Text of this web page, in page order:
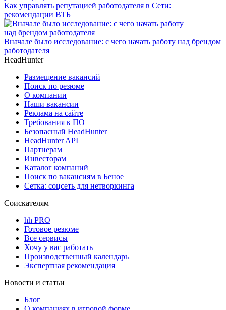
Как управлять репутацией работодателя в Сети:
рекомендации ВТБ
Вначале было исследование: с чего начать работу над брендом
работодателя
HeadHunter
Размещение вакансий
Поиск по резюме
О компании
Наши вакансии
Реклама на сайте
Требования к ПО
Безопасный HeadHunter
HeadHunter API
Партнерам
Инвесторам
Каталог компаний
Поиск по вакансиям в Беное
Сетка: соцсеть для нетворкинга
Соискателям
hh PRO
Готовое резюме
Все сервисы
Хочу у вас работать
Производственный календарь
Экспертная рекомендация
Новости и статьи
Блог